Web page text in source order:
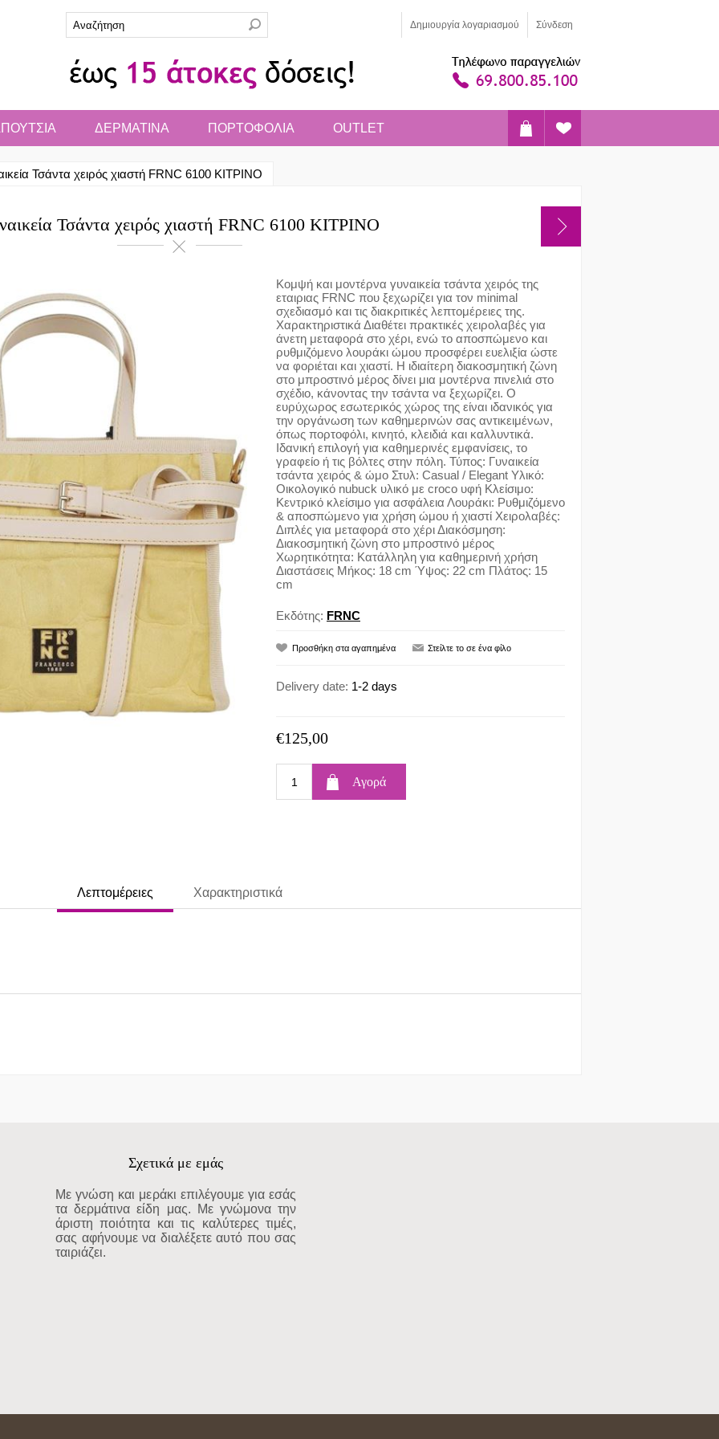
Δημιoυργία λογαριασμού Σύνδεση
ΔΕΡΜΑΤΙΝΑ ΠΟΡΤΟΦΟΛΙΑ OUTLET
Τσάντα χειρός χιαστή FRNC 6100 ΚΙΤΡΙΝΟ
Τσάντα χειρός χιαστή FRNC 6100 ΚΙΤΡΙΝΟ
Κομψή και μοντέρνα γυναικεία τσάντα χειρός της
εταιριας FRNC που ξεχωρίζει για τον minimal
σχεδιασμό και τις διακριτικές λεπτομέρειες της.
Χαρακτηριστικά Διαθέτει πρακτικές χειρολαβές για
άνετη μεταφορά στο χέρι, ενώ το αποσπώμενο και
ρυθμιζόμενο λουράκι ώμου προσφέρει ευελιξία ώστε
να φοριέται και χιαστί. Η ιδιαίτερη διακοσμητική ζώνη
στο μπροστινό μέρος δίνει μια μοντέρνα πινελιά στο
σχέδιο, κάνοντας την τσάντα να ξεχωρίζει. Ο
ευρύχωρος εσωτερικός χώρος της είναι ιδανικός για
την οργάνωση των καθημερινών σας αντικειμένων,
όπως πορτοφόλι, κινητό, κλειδιά και καλλυντικά.
Ιδανική επιλογή για καθημερινές εμφανίσεις, το
γραφείο ή τις βόλτες στην πόλη. Τύπος: Γυναικεία
τσάντα χειρός & ώμο Στυλ: Casual / Elegant Υλικό:
Οικολογικό nubuck υλικό με croco υφή Κλείσιμο:
Κεντρικό κλείσιμο για ασφάλεια Λουράκι: Ρυθμιζόμενο
& αποσπώμενο για χρήση ώμου ή χιαστί Χειρολαβές:
Διπλές για μεταφορά στο χέρι Διακόσμηση:
Διακοσμητική ζώνη στο μπροστινό μέρος
Χωρητικότητα: Κατάλληλη για καθημερινή χρήση
Διαστάσεις Μήκος: 18 cm Ύψος: 22 cm Πλάτος: 15
cm
Εκδότης: FRNC
Delivery date: 1-2 days
€125,00
Λεπτομέρειες Χαρακτηριστικά
Σχετικά με εμάς
Με γνώση και μεράκι επιλέγουμε για εσάς
τα δερμάτινα είδη μας. Με γνώμονα την
άριστη ποιότητα και τις καλύτερες τιμές,
σας αφήνουμε να διαλέξετε αυτό που σας
ταιριάζει.